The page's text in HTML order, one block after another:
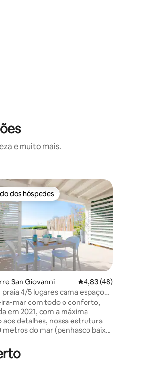
e muito mais.
média de 5, 54 avaliações
dos hóspedes
dos hóspedes
San Giovanni 4,83 de uma
4,83 (48)
praia 4/5 lugares cama espaço
mar com todo o conforto,
em 2021, com a máxima
aos detalhes, nossa estrutura
metros do mar (penhasco baixo)
passarela de pátio
de 30 m² de frente para o